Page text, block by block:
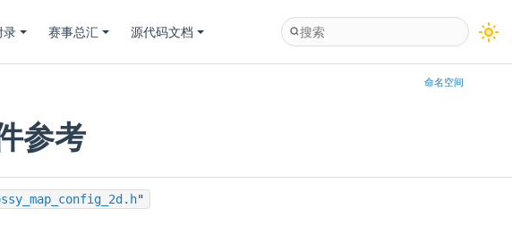
录 赛事总汇 源代码文档
命名空间
参考
"